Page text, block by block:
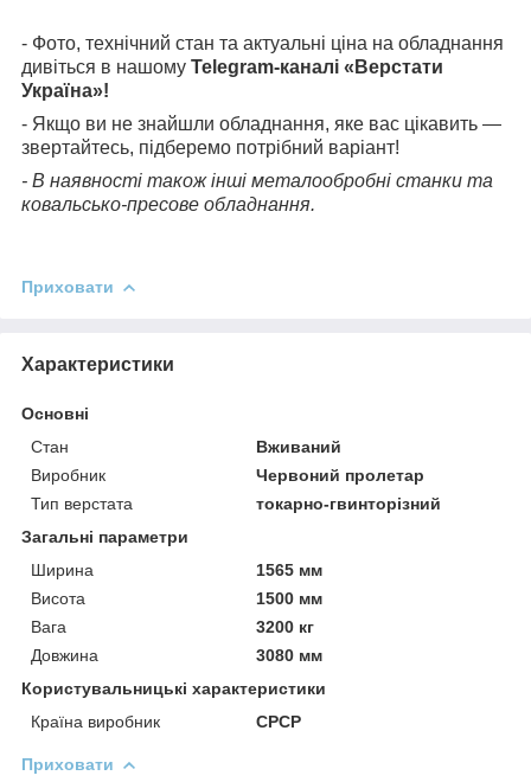
- Фото, технічний стан та актуальні ціна на обладнання
дивіться в нашому Telegram-каналі «Верстати
Україна»!
- Якщо ви не знайшли обладнання, яке вас цікавить —
звертайтесь, підберемо потрібний варіант!
- В наявності також інші металообробні станки та
ковальсько-пресове обладнання.
Приховати
Характеристики
Основні
Стан
Вживаний
Виробник
Червоний пролетар
Тип верстата
токарно-гвинторізний
Загальні параметри
Ширина
1565 мм
Висота
1500 мм
Вага
3200 кг
Довжина
3080 мм
Користувальницькі характеристики
Країна виробник
СРСР
Приховати